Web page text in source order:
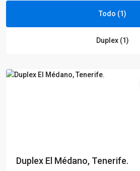
Todo (1)
Duplex (1)
Duplex El Médano, Tenerife.